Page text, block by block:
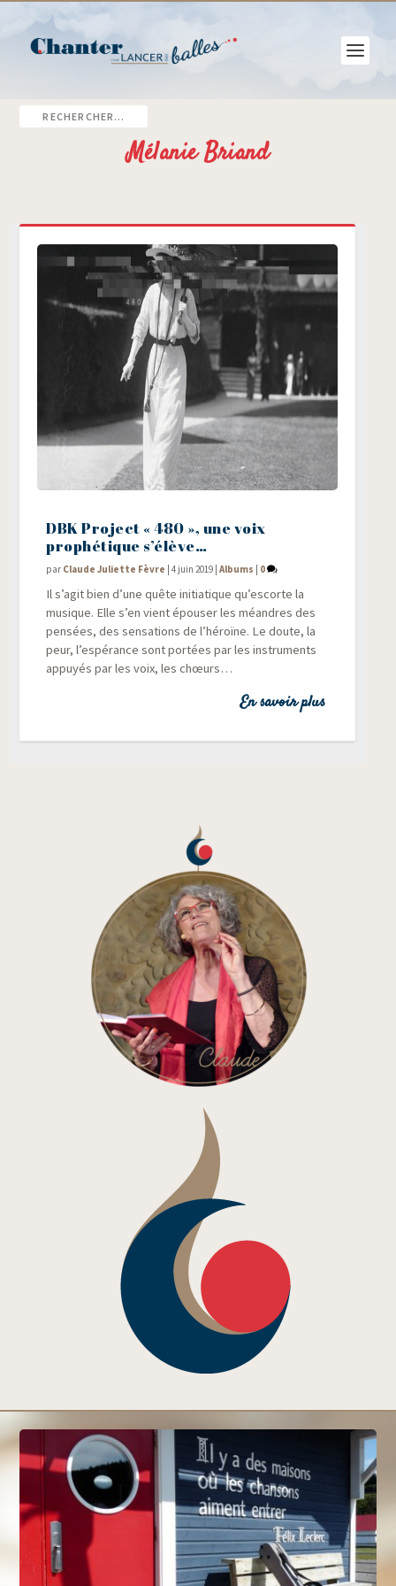
Mélanie Briand
DBK Project « 480 », une voix
prophétique s’élève…
par Claude Juliette Fèvre |4 juin 2019 |Albums | 0
Il s’agit bien d’une quête ini­tia­tique qu’escorte la
musique. Elle s’en vient épou­ser les méandres des
pen­sées, des sen­sa­tions de l’héroïne. Le doute, la
peur, l’espérance sont por­tées par les ins­tru­ments
appuyés par les voix, les chœurs…
En savoir plus